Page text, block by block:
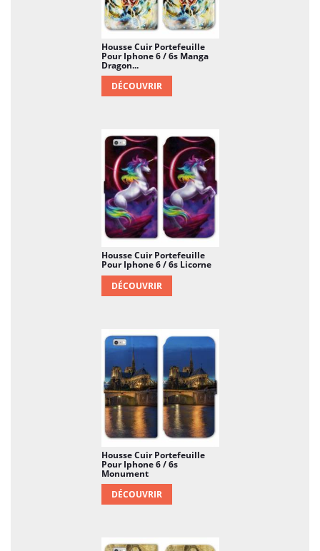
Housse Cuir Portefeuille
Pour Iphone 6 / 6s Manga
Dragon...
DÉCOUVRIR
Housse Cuir Portefeuille
Pour Iphone 6 / 6s Licorne
DÉCOUVRIR
Housse Cuir Portefeuille
Pour Iphone 6 / 6s
Monument
DÉCOUVRIR